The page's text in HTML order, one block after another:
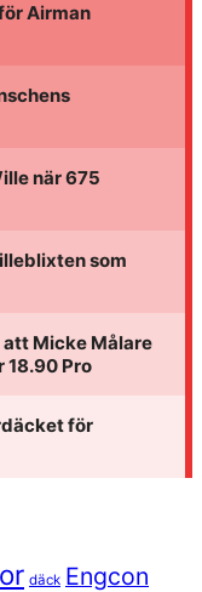
Airman
när 675
som
Micke Målare
18.90 Pro
för
däck Engcon